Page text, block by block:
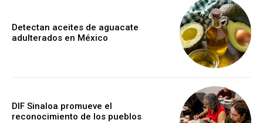
Detectan aceites de aguacate
adulterados en México
DIF Sinaloa promueve el
reconocimiento de los pueblos